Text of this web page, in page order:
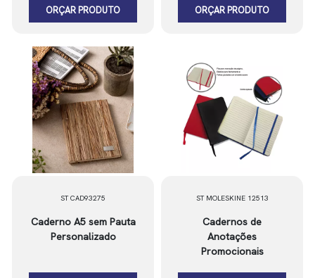
ORÇAR PRODUTO ORÇAR PRODUTO
ST CAD93275
Caderno A5 sem Pauta
Personalizado
ST MOLESKINE 12513
Cadernos de
Anotações
Promocionais